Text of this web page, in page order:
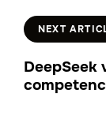
NEXT
DeepSeek